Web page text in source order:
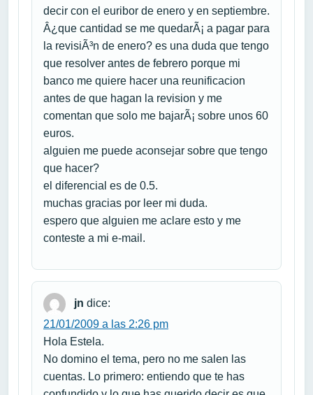
decir con el euribor de enero y en septiembre.
Â¿que cantidad se me quedarÃ¡ a pagar para
la revisiÃ³n de enero? es una duda que tengo
que resolver antes de febrero porque mi
banco me quiere hacer una reunificacion
antes de que hagan la revision y me
comentan que solo me bajarÃ¡ sobre unos 60
euros.
alguien me puede aconsejar sobre que tengo
que hacer?
el diferencial es de 0.5.
muchas gracias por leer mi duda.
espero que alguien me aclare esto y me
conteste a mi e-mail.
jn dice:
21/01/2009 a las 2:26 pm
Hola Estela.
No domino el tema, pero no me salen las
cuentas. Lo primero: entiendo que te has